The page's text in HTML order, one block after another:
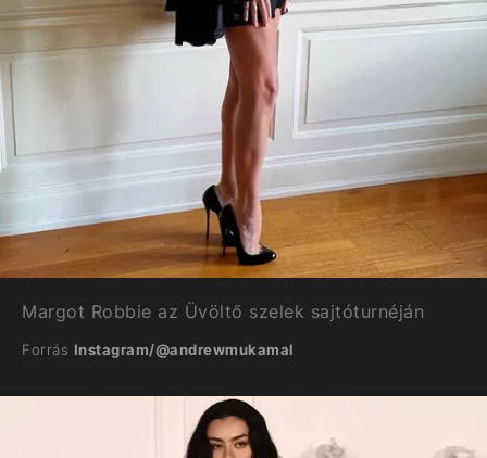
Margot Robbie az Üvöltő szelek sajtóturnéján
Forrás Instagram/@andrewmukamal